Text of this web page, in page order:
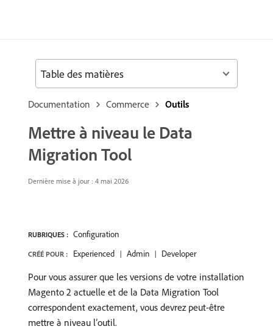
Documentation Commerce Outils
Mettre à niveau le Data
Migration Tool
Dernière mise à jour : 4 mai 2026
RUBRIQUES : Configuration
CRÉÉ POUR : Experienced Admin Developer
Pour vous assurer que les versions de votre installation
Magento 2 actuelle et de la Data Migration Tool
correspondent exactement, vous devrez peut-être
mettre à niveau l’outil.
Table des matières